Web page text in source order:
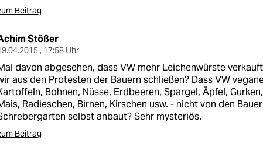
Beitrag
Stößer
, 17:58 Uhr
davon abgesehen, dass VW mehr Leichenwürste
aus den Protesten der Bauern schließen? Dass VW
Bohnen, Nüsse, Erdbeeren, Spargel, Äpfel,
Radieschen, Birnen, Kirschen usw. - nicht von den
selbst anbaut? Sehr mysteriös.
Beitrag